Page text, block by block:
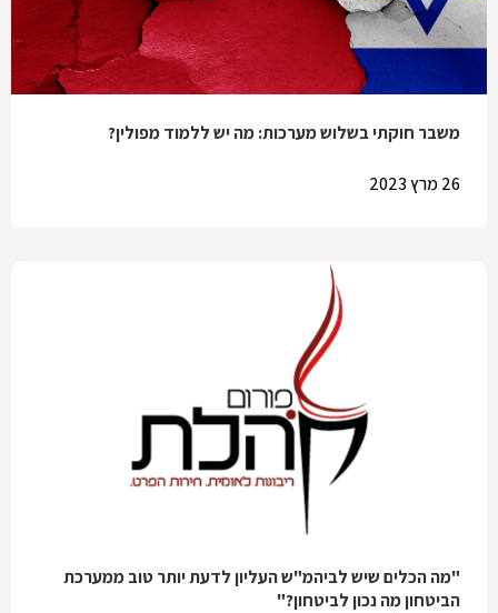
משבר חוקתי בשלוש מערכות: מה יש ללמוד מפולין?
26 מרץ 2023
"מה הכלים שיש לביהמ"ש העליון לדעת יותר טוב ממערכת
הביטחון מה נכון לביטחון?"